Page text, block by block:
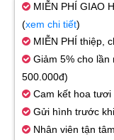
MIỄN PHÍ GIAO
(xem chi tiết)
MIỄN PHÍ thiệp,
Giảm 5% cho
500.000đ)
Cam kết hoa tươi
Gửi hình trước
Nhân viên tận